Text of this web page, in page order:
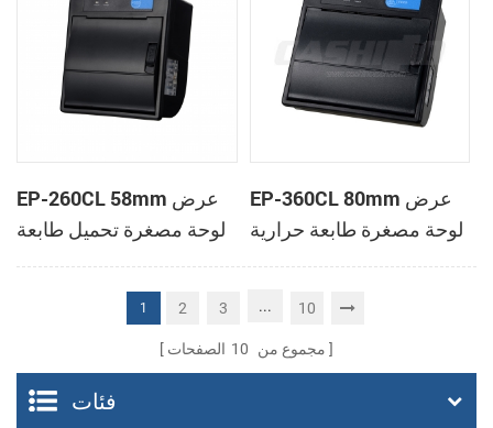
EP-260CL 58mm عرض
لوحة مصغرة تحميل طابعة
حرارية مع لصناعة
السيارات في القاطع
EP-360CL 80mm عرض
لوحة مصغرة طابعة حرارية
مع لصناعة السيارات في
1 2 3 ... 10
مجموع من 10 الصفحات
فئات